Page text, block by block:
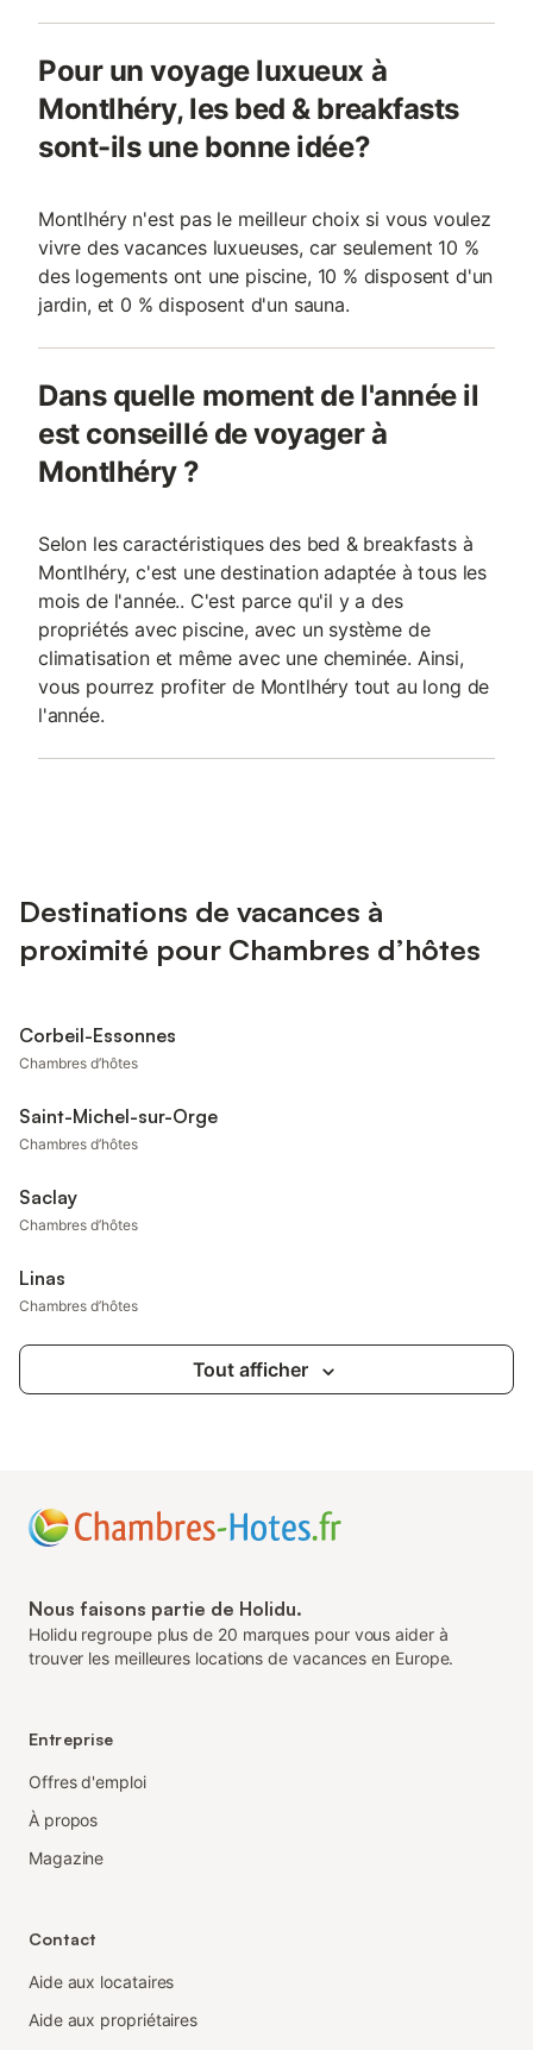
Pour un voyage luxueux à
Montlhéry, les bed & breakfasts
sont-ils une bonne idée?
Montlhéry n'est pas le meilleur choix si vous voulez
vivre des vacances luxueuses, car seulement 10 %
des logements ont une piscine, 10 % disposent d'un
jardin, et 0 % disposent d'un sauna.
Dans quelle moment de l'année il
est conseillé de voyager à
Montlhéry ?
Selon les caractéristiques des bed & breakfasts à
Montlhéry, c'est une destination adaptée à tous les
mois de l'année.. C'est parce qu'il y a des
propriétés avec piscine, avec un système de
climatisation et même avec une cheminée. Ainsi,
vous pourrez profiter de Montlhéry tout au long de
l'année.
Destinations de vacances à
proximité pour Chambres d’hôtes
Corbeil-Essonnes
Chambres d’hôtes
Saint-Michel-sur-Orge
Chambres d’hôtes
Saclay
Chambres d’hôtes
Linas
Chambres d’hôtes
Tout afficher
Nous faisons partie de Holidu.
Holidu regroupe plus de 20 marques pour vous aider à
trouver les meilleures locations de vacances en Europe.
Entreprise
Offres d'emploi
À propos
Magazine
Contact
Aide aux locataires
Aide aux propriétaires